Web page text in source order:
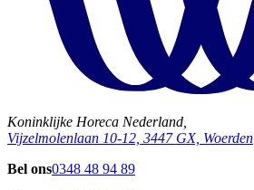
Koninklijke Horeca Nederland,
Vijzelmolenlaan 10-12, 3447 GX, Woerden
Bel ons0348 48 94 89